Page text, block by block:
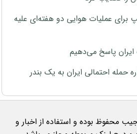
برای عملیات هوایی دو هفته‌ای علیه
پاسخ می‌دهیم
حمله احتمالی ایران به یک بندر
محفوظ بوده و استفاده از اخبار و